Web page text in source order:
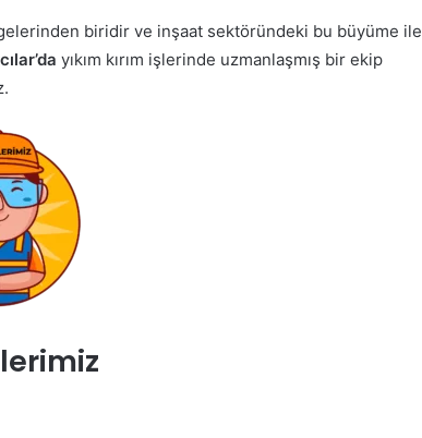
biridir ve inşaat sektöründeki bu büyüme ile
yıkım kırım işlerinde uzmanlaşmış bir ekip